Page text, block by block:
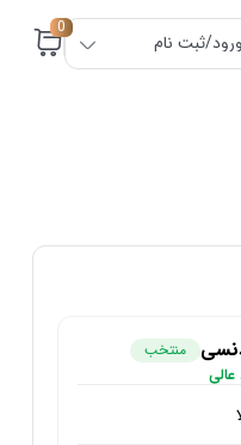
ورود/ثبت نام
0
منتخب
عالی